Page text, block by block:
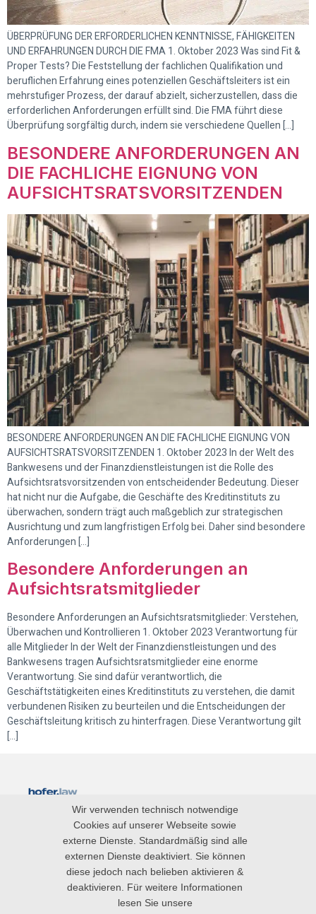
ÜBERPRÜFUNG DER ERFORDERLICHEN KENNTNISSE, FÄHIGKEITEN
UND ERFAHRUNGEN DURCH DIE FMA 1. Oktober 2023 Was sind Fit &
Proper Tests? Die Feststellung der fachlichen Qualifikation und
beruflichen Erfahrung eines potenziellen Geschäftsleiters ist ein
mehrstufiger Prozess, der darauf abzielt, sicherzustellen, dass die
erforderlichen Anforderungen erfüllt sind. Die FMA führt diese
Überprüfung sorgfältig durch, indem sie verschiedene Quellen […]
BESONDERE ANFORDERUNGEN AN
DIE FACHLICHE EIGNUNG VON
AUFSICHTSRATSVORSITZENDEN
BESONDERE ANFORDERUNGEN AN DIE FACHLICHE EIGNUNG VON
AUFSICHTSRATSVORSITZENDEN 1. Oktober 2023 In der Welt des
Bankwesens und der Finanzdienstleistungen ist die Rolle des
Aufsichtsratsvorsitzenden von entscheidender Bedeutung. Dieser
hat nicht nur die Aufgabe, die Geschäfte des Kreditinstituts zu
überwachen, sondern trägt auch maßgeblich zur strategischen
Ausrichtung und zum langfristigen Erfolg bei. Daher sind besondere
Anforderungen […]
Besondere Anforderungen an
Aufsichtsratsmitglieder
Besondere Anforderungen an Aufsichtsratsmitglieder: Verstehen,
Überwachen und Kontrollieren 1. Oktober 2023 Verantwortung für
alle Mitglieder In der Welt der Finanzdienstleistungen und des
Bankwesens tragen Aufsichtsratsmitglieder eine enorme
Verantwortung. Sie sind dafür verantwortlich, die
Geschäftstätigkeiten eines Kreditinstituts zu verstehen, die damit
verbundenen Risiken zu beurteilen und die Entscheidungen der
Geschäftsleitung kritisch zu hinterfragen. Diese Verantwortung gilt
[…]
Impressum
Datenschutz
Wir verwenden technisch notwendige
Cookies auf unserer Webseite sowie
externe Dienste. Standardmäßig sind alle
externen Dienste deaktiviert. Sie können
diese jedoch nach belieben aktivieren &
deaktivieren. Für weitere Informationen
lesen Sie unsere